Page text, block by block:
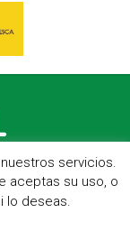
- 47007 Valladolid
23 56 -
servicios.
aceptas su uso, o
lo deseas.